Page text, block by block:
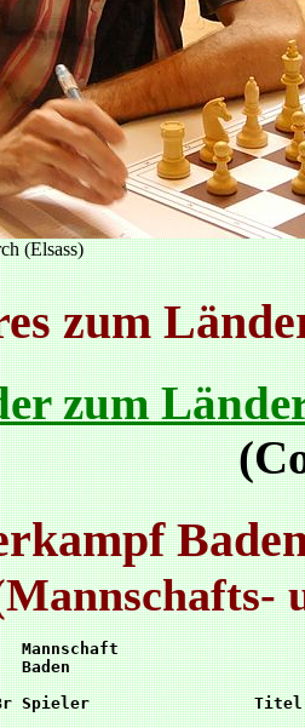
(Elsass)
zum
zum
Mannschaft
Baden
Spieler                 Titel